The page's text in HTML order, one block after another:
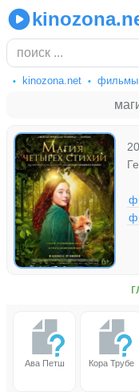
kinozona.net фильмы
Ава Петш Кора Трубе